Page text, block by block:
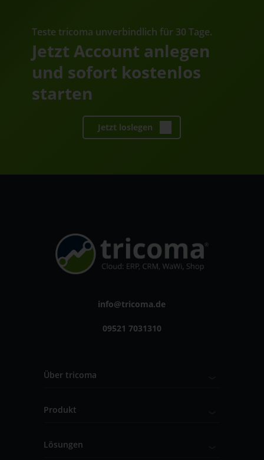
Teste tricoma unverbindlich für 30 Tage.
Jetzt Account anlegen
und sofort kostenlos
starten
Jetzt loslegen
info@tricoma.de
09521 7031310
Über tricoma
Produkt
Lösungen